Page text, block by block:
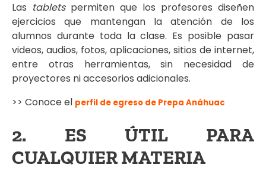
Las tabletspermiten que los profesores diseñen
ejercicios que mantengan la atención de los
alumnos durante toda la clase. Es posible pasar
videos, audios, fotos, aplicaciones, sitios de internet,
entre otras herramientas, sin necesidad de
proyectores ni accesorios adicionales.
>> Conoce el perfil de egreso de Prepa Anáhuac
2. ES ÚTIL PARA
CUALQUIER MATERIA